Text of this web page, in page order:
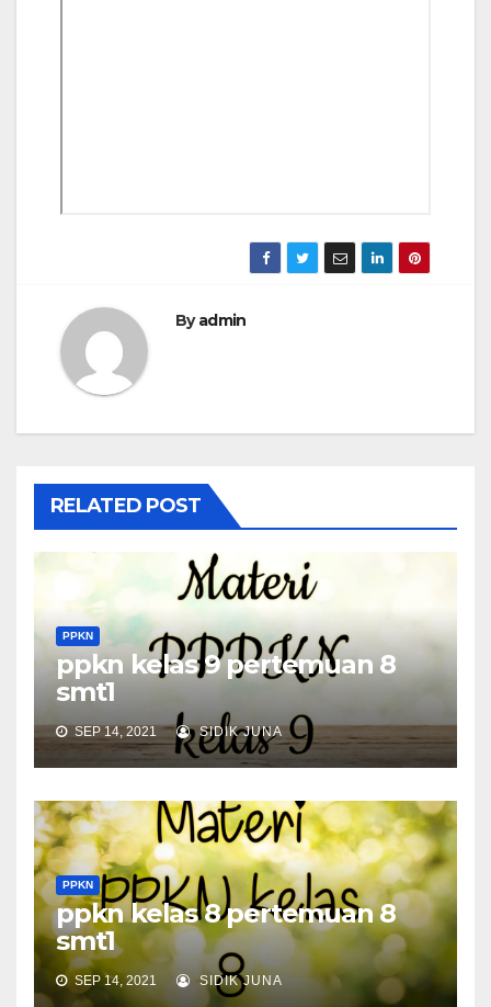
Byadmin
RELATED POST
PPKN
ppkn kelas 9 pertemuan 8
smt1
SEP 14, 2021 SIDIK JUNA
PPKN
ppkn kelas 8 pertemuan 8
smt1
SEP 14, 2021 SIDIK JUNA